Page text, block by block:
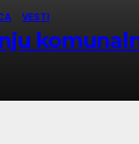
VESTI